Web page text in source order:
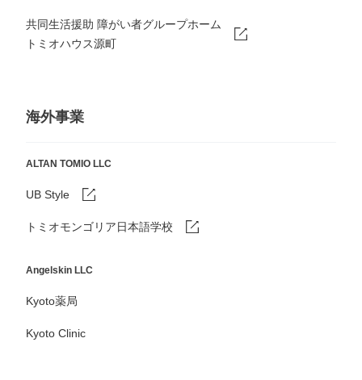
共同生活援助 障がい者グループホーム
トミオハウス源町
海外事業
ALTAN TOMIO LLC
UB Style
トミオモンゴリア日本語学校
Angelskin LLC
Kyoto薬局
Kyoto Clinic